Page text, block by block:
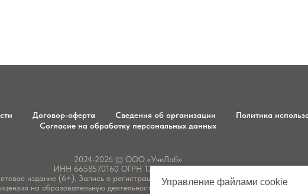
Договор-оферта Сведения об организации
Политика
Согласие на обработку персональных данных
2024-2026 © ООО «УчиЛаб»
ИНН 6658570160 ОГРН 1246600003143
издание (6+). Запись о регистрации СМИ ЭЛ № ФС 77 - 86836
на образовательную деятельность № Л035-01277-66/01070603
Управление файлами cookie